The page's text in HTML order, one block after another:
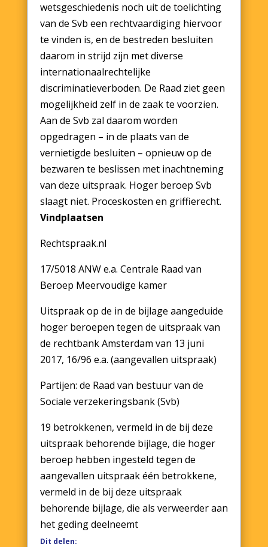
wetsgeschiedenis noch uit de toelichting
van de Svb een rechtvaardiging hiervoor
te vinden is, en de bestreden besluiten
daarom in strijd zijn met diverse
internationaalrechtelijke
discriminatieverboden. De Raad ziet geen
mogelijkheid zelf in de zaak te voorzien.
Aan de Svb zal daarom worden
opgedragen – in de plaats van de
vernietigde besluiten – opnieuw op de
bezwaren te beslissen met inachtneming
van deze uitspraak. Hoger beroep Svb
slaagt niet. Proceskosten en griffierecht.
Vindplaatsen
Rechtspraak.nl
17/5018 ANW e.a. Centrale Raad van
Beroep Meervoudige kamer
Uitspraak op de in de bijlage aangeduide
hoger beroepen tegen de uitspraak van
de rechtbank Amsterdam van 13 juni
2017, 16/96 e.a. (aangevallen uitspraak)
Partijen: de Raad van bestuur van de
Sociale verzekeringsbank (Svb)
19 betrokkenen, vermeld in de bij deze
uitspraak behorende bijlage, die hoger
beroep hebben ingesteld tegen de
aangevallen uitspraak één betrokkene,
vermeld in de bij deze uitspraak
behorende bijlage, die als verweerder aan
het geding deelneemt
Dit delen: